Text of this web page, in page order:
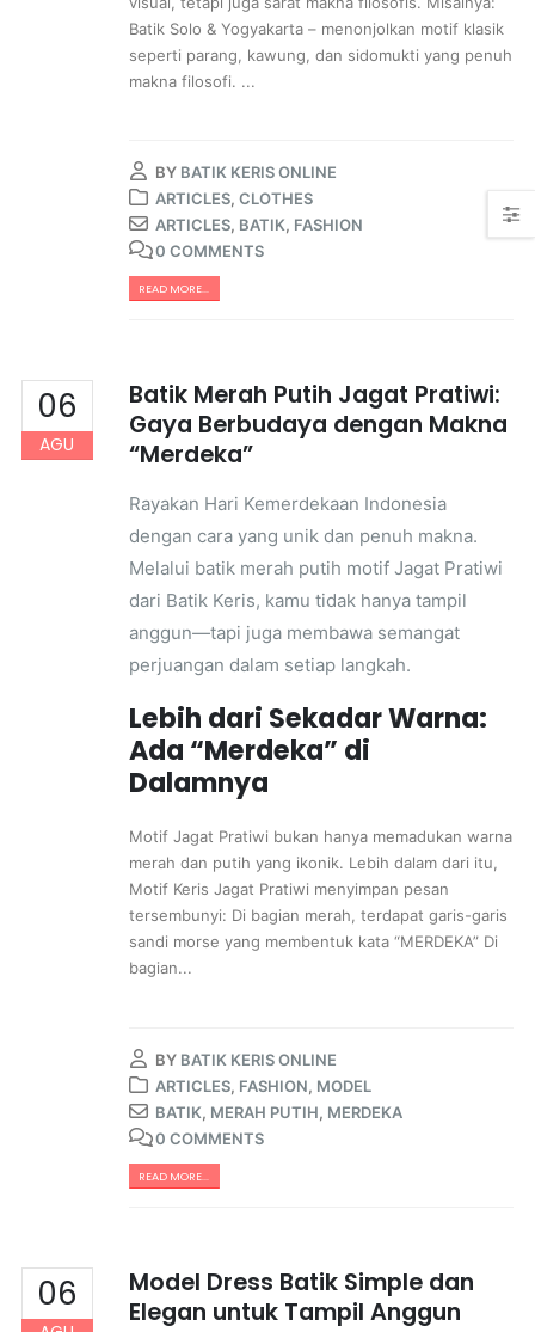
Batik Solo & Yogyakarta – menonjolkan motif klasik
seperti parang, kawung, dan sidomukti yang penuh
makna filosofi. ...
BY BATIK KERIS ONLINE
ARTICLES, CLOTHES
ARTICLES, BATIK, FASHION
0 COMMENTS
READ MORE...
06
AGU
Batik Merah Putih Jagat Pratiwi:
Gaya Berbudaya dengan Makna
“Merdeka”
Rayakan Hari Kemerdekaan Indonesia
dengan cara yang unik dan penuh makna.
Melalui batik merah putih motif Jagat Pratiwi
dari Batik Keris, kamu tidak hanya tampil
anggun—tapi juga membawa semangat
perjuangan dalam setiap langkah.
Lebih dari Sekadar Warna:
Ada “Merdeka” di
Dalamnya
Motif Jagat Pratiwi bukan hanya memadukan warna
merah dan putih yang ikonik. Lebih dalam dari itu,
Motif Keris Jagat Pratiwi menyimpan pesan
tersembunyi: Di bagian merah, terdapat garis-garis
sandi morse yang membentuk kata “MERDEKA” Di
bagian...
BY BATIK KERIS ONLINE
ARTICLES, FASHION, MODEL
BATIK, MERAH PUTIH, MERDEKA
0 COMMENTS
READ MORE...
06
Model Dress Batik Simple dan
Elegan untuk Tampil Anggun